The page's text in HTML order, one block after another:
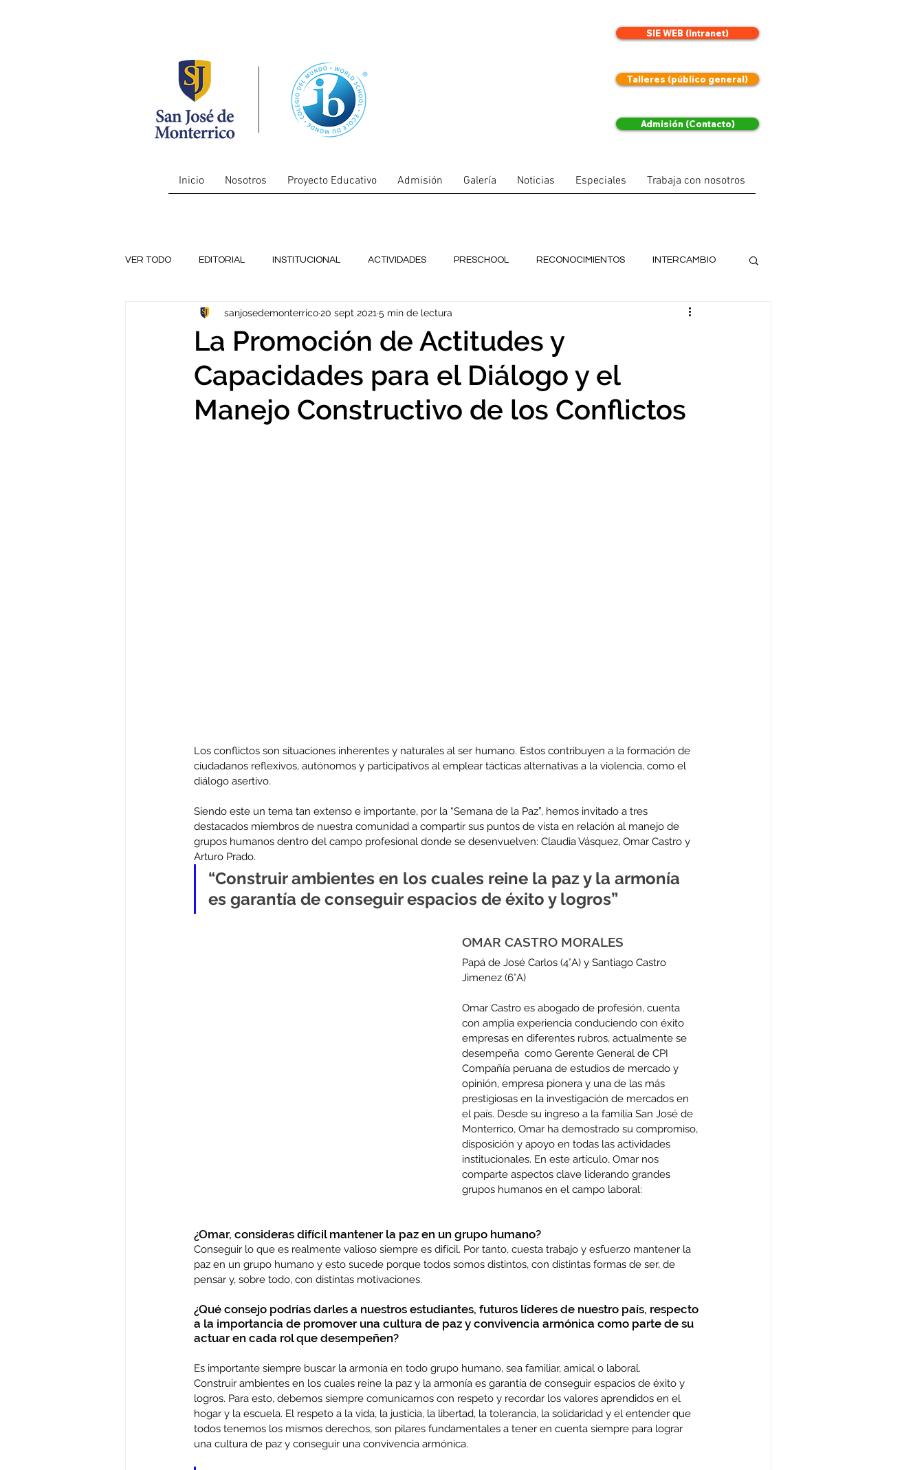
SIE WEB (Intranet)
Talleres (público general)
Admisión (Contacto)
Inicio Nosotros Proyecto Educativo Admisión Galería Noticias Especiales Trabaja con nosotros
VER TODO EDITORIAL INSTITUCIONAL ACTIVIDADES PRESCHOOL RECONOCIMIENTOS INTERCAMBIO
TECNOLOGÍA VERANO Educación y Familia EXALUMNOS
Arte NOTICIAS ORGULLO SJM KERMESSE INDUCCIÓN PROFESORES
La Promoción de Actitudes y
Capacidades para el Diálogo y el
Manejo Constructivo de los Conflictos
sanjosedemonterrico20 sept 2021 5 min de lectura
Los conflictos son situaciones inherentes y naturales al ser humano. Estos contribuyen a la formación de
ciudadanos reflexivos, autónomos y participativos al emplear tácticas alternativas a la violencia, como el
diálogo asertivo.
Siendo este un tema tan extenso e importante, por la “Semana de la Paz”, hemos invitado a tres
destacados miembros de nuestra comunidad a compartir sus puntos de vista en relación al manejo de
grupos humanos dentro del campo profesional donde se desenvuelven: Claudia Vásquez, Omar Castro y
Arturo Prado.
“Construir ambientes en los cuales reine la paz y la armonía
es garantía de conseguir espacios de éxito y logros”
OMAR CASTRO MORALES
Papá de José Carlos (4°A) y Santiago Castro
Jimenez (6°A)
Omar Castro es abogado de profesión, cuenta
con amplia experiencia conduciendo con éxito
empresas en diferentes rubros, actualmente se
desempeña  como Gerente General de CPI
Compañía peruana de estudios de mercado y
opinión, empresa pionera y una de las más
prestigiosas en la investigación de mercados en
el país. Desde su ingreso a la familia San José de
Monterrico, Omar ha demostrado su compromiso,
disposición y apoyo en todas las actividades
institucionales. En este artículo, Omar nos
comparte aspectos clave liderando grandes
grupos humanos en el campo laboral:
¿Omar, consideras difícil mantener la paz en un grupo humano?
Conseguir lo que es realmente valioso siempre es difícil. Por tanto, cuesta trabajo y esfuerzo mantener la
paz en un grupo humano y esto sucede porque todos somos distintos, con distintas formas de ser, de
pensar y, sobre todo, con distintas motivaciones.
¿Qué consejo podrías darles a nuestros estudiantes, futuros líderes de nuestro país, respecto
a la importancia de promover una cultura de paz y convivencia armónica como parte de su
actuar en cada rol que desempeñen?
Es importante siempre buscar la armonía en todo grupo humano, sea familiar, amical o laboral.
Construir ambientes en los cuales reine la paz y la armonía es garantía de conseguir espacios de éxito y
logros. Para esto, debemos siempre comunicarnos con respeto y recordar los valores aprendidos en el
hogar y la escuela. El respeto a la vida, la justicia, la libertad, la tolerancia, la solidaridad y el entender que
todos tenemos los mismos derechos, son pilares fundamentales a tener en cuenta siempre para lograr
una cultura de paz y conseguir una convivencia armónica.